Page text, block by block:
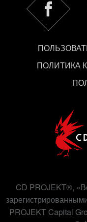
используем ваши
связанные с ними
ПОЛИТИКА
CD PROJEKT®,
PROJEKT Capital